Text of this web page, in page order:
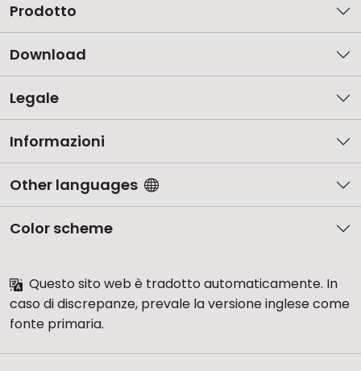
Prodotto
Download
Legale
Informazioni
Other languages
Color scheme
Questo sito web è tradotto automaticamente. In
caso di discrepanze, prevale la versione inglese come
fonte primaria.